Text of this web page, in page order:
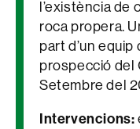
l’existència
roca propera.
part d’un
prospecció del
Setembre del
Intervencions: